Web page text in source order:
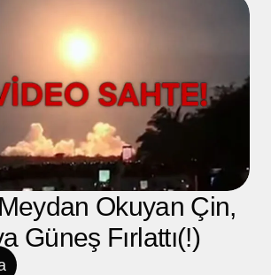
Okuyan Çin,
Güneş Fırlattı(!)